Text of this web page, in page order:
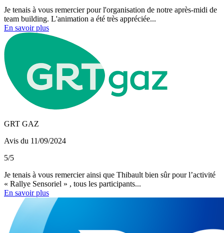
Je tenais à vous remercier pour l'organisation de notre après-midi de
team building. L'animation a été très appréciée...
En savoir plus
GRT GAZ
Avis du 11/09/2024
5/5
Je tenais à vous remercier ainsi que Thibault bien sûr pour l’activité
« Rallye Sensoriel » , tous les participants...
En savoir plus